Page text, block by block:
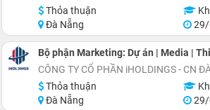
Thỏa thuận
Đà Nẵng
29/
Bộ phận Marketing: Dự án | Media |
CÔNG TY CỔ PHẦN iHOLDINGS - CN
Thỏa thuận
Đà Nẵng
29/